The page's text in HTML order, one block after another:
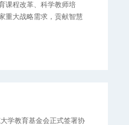
课程改革、科学教师培
重大战略需求，贡献智慧
学教育基金会正式签署协